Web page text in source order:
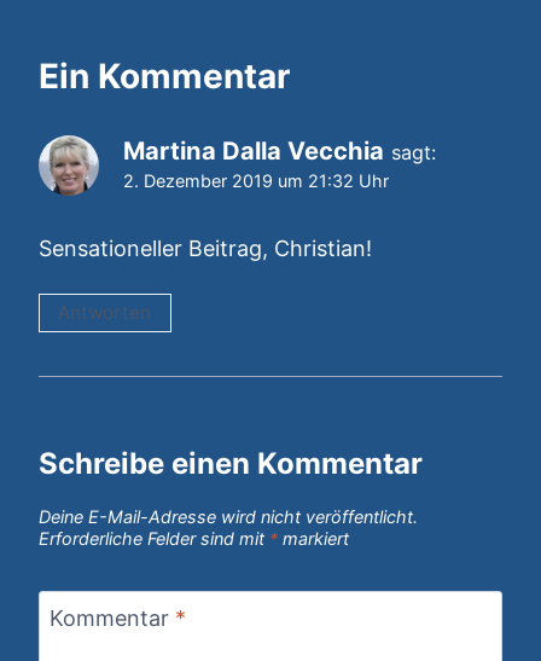
Ein Kommentar
Martina Dalla Vecchia sagt:
2. Dezember 2019 um 21:32 Uhr
Sensationeller Beitrag, Christian!
Antworten
Schreibe einen Kommentar
Deine E-Mail-Adresse wird nicht veröffentlicht.
Erforderliche Felder sind mit * markiert
Kommentar *